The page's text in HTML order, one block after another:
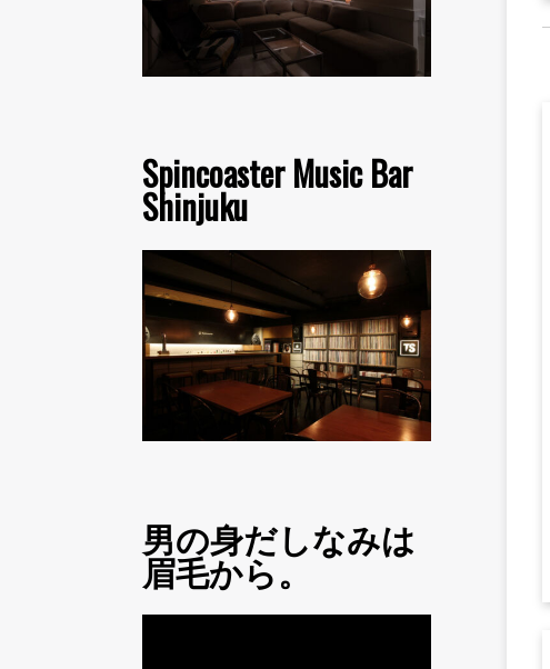
Spincoaster Music Bar
Shinjuku
男の身だしなみは
眉毛から。